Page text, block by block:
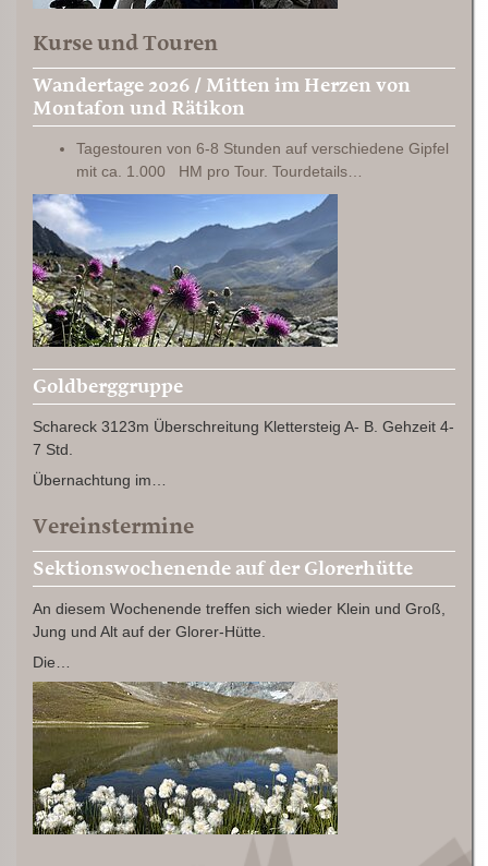
Kurse und Touren
Wandertage 2026 / Mitten im Herzen von
Montafon und Rätikon
Tagestouren von 6-8 Stunden auf verschiedene Gipfel
mit ca. 1.000 HM pro Tour. Tourdetails…
Goldberggruppe
Schareck 3123m Überschreitung Klettersteig A- B. Gehzeit 4-
7 Std.
Übernachtung im…
Vereinstermine
Sektionswochenende auf der Glorerhütte
An diesem Wochenende treffen sich wieder Klein und Groß,
Jung und Alt auf der Glorer-Hütte.
Die…